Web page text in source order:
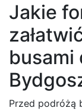
Jakie
busami
Przed podróżą